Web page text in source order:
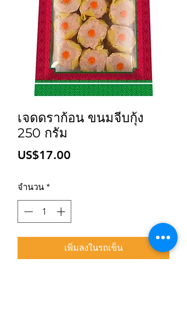
เจดดราก้อน ขนมจีบกุ้ง
250 กรัม
US$17.00
จำนวน *
เพิ่มลงในรถเข็น